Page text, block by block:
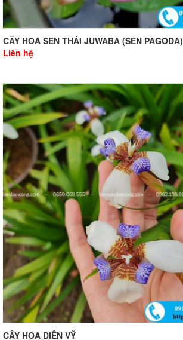
CÂY HOA SEN THÁI JUWABA (SEN PAGODA)
Liên hệ
CÂY HOA DIÊN VỸ